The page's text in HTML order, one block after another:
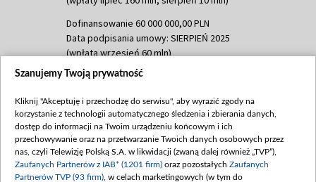
Dofinansowanie 60 000 000,00 PLN
Data podpisania umowy: SIERPIEŃ 2025
(wpłata wrzesień 60 mln)
Dofinansowanie 635 783 051,21 PLN
(wpłata wrzesień 100 mln, październik 350
mln, listopad 265 mln)
Dofinansowanie 48 862 000,00 PLN
Data podpisania umowy: GRUDZIEŃ 2025
(wpłata grudzień 60,548 mln)
Szanujemy Twoją prywatność
Kliknij "Akceptuję i przechodzę do serwisu", aby wyrazić zgody na
korzystanie z technologii automatycznego śledzenia i zbierania danych,
dostęp do informacji na Twoim urządzeniu końcowym i ich
przechowywanie oraz na przetwarzanie Twoich danych osobowych przez
nas, czyli Telewizję Polską S.A. w likwidacji (zwaną dalej również „TVP”),
Zaufanych Partnerów z IAB* (1201 firm) oraz pozostałych Zaufanych
Partnerów TVP (93 firm) , w celach marketingowych (w tym do